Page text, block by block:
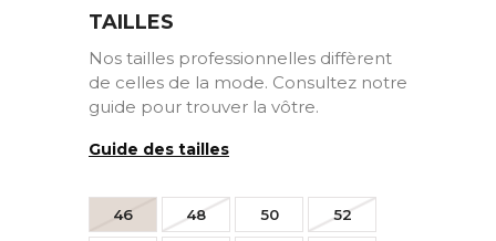
TAILLES
Nos tailles professionnelles diffèrent
de celles de la mode. Consultez notre
guide pour trouver la vôtre.
Guide des tailles
46 48 50 52